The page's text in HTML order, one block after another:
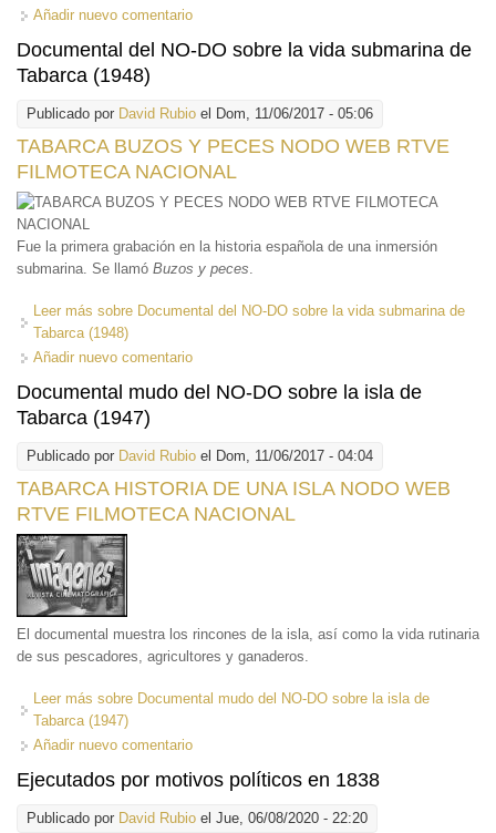
Añadir nuevo comentario
Documental del NO-DO sobre la vida submarina de
Tabarca (1948)
Publicado por David Rubio el Dom, 11/06/2017 - 05:06
TABARCA BUZOS Y PECES NODO WEB RTVE
FILMOTECA NACIONAL
Fue la primera grabación en la historia española de una inmersión
submarina. Se llamó Buzos y peces
Leer más sobre Documental del NO-DO sobre la vida submarina de
Tabarca (1948)
Añadir nuevo comentario
Documental mudo del NO-DO sobre la isla de
Tabarca (1947)
Publicado por David Rubio el Dom, 11/06/2017 - 04:04
TABARCA HISTORIA DE UNA ISLA NODO WEB
RTVE FILMOTECA NACIONAL
El documental muestra los rincones de la isla, así como la vida rutinaria
de sus pescadores, agricultores y ganaderos.
Leer más sobre Documental mudo del NO-DO sobre la isla de
Tabarca (1947)
Añadir nuevo comentario
Ejecutados por motivos políticos en 1838
Publicado por David Rubio el Jue, 06/08/2020 - 22:20